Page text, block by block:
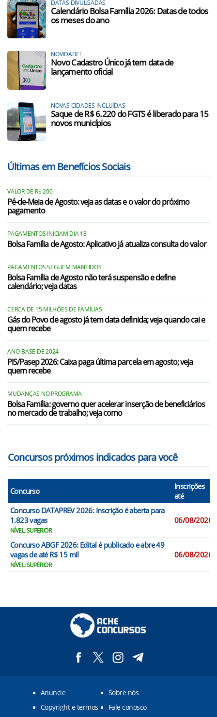
DATAS DIVULGADAS
Calendário Bolsa Família 2026: Datas de todos
os meses do ano
NOVIDADE!
Novo Cadastro Único já tem data de
lançamento oficial
NOVAS CIDADES INCLUÍDAS
Saque de R$ 6.220 do FGTS é liberado para 15
novos municípios
Últimas em Benefícios Sociais
VALOR DE R$ 200
Pé-de-Meia de Agosto: veja as datas e o valor do próximo
pagamento
PAGAMENTOS INICIAM DIA 18
Bolsa Família de Agosto: Aplicativo já atualiza consulta do valor
PAGAMENTOS SEGUEM MANTIDOS
Bolsa Família de Agosto não terá suspensão e define
calendário; veja datas
CERCA DE 15 MILHÕES DE FAMÍLIAS
Gás do Povo de agosto já tem data definida; veja quando cai e
quem recebe
ANO-BASE DE 2024
PIS/Pasep 2026: Caixa paga última parcela em agosto; veja
quem recebe
MUDANÇAS NO PROGRAMA
Bolsa Família: governo quer acelerar inserção de beneficiários
no mercado de trabalho; veja como
Concursos próximos indicados para você
Concurso
Inscrições
até
Concurso DATAPREV 2026: Inscrição é aberta para
1.823 vagas
NÍVEL: SUPERIOR
06/08/2026
Concurso ABGF 2026: Edital é publicado e abre 49
vagas de até R$ 15 mil
NÍVEL: SUPERIOR
06/08/2026
Anuncie
Sobre nós
Copyright e termos
Fale conosco